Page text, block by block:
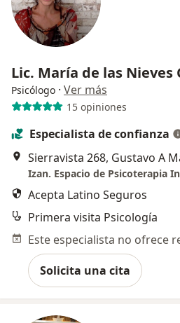
Lic. María de las Nieves
Psicólogo · Ver más
15 opiniones
Especialista de confianza
Sierravista 268, Gustavo A
Izan. Espacio de Psicoterapia
Acepta Latino Seguros
Primera visita Psicología
Solicita una cita